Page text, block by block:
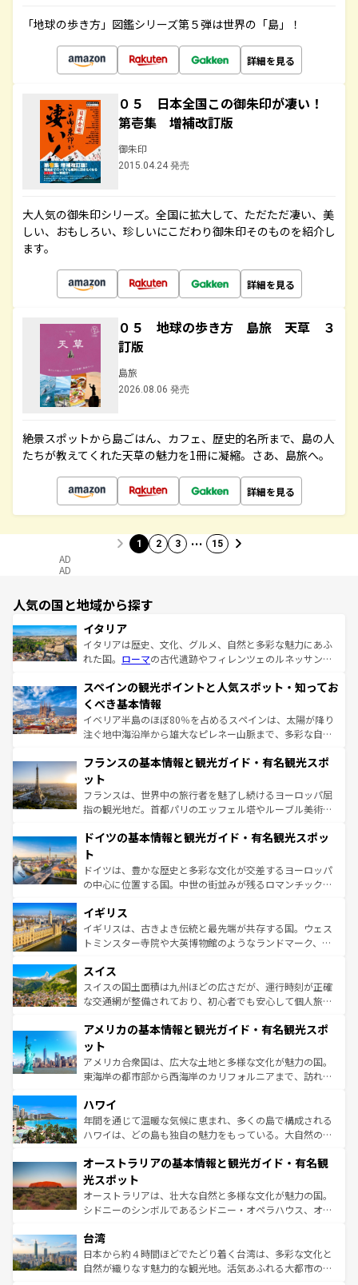
「地球の歩き方」図鑑シリーズ第５弾は世界の「島」！
詳細を見る
０５ 日本全国この御朱印が凄い！
第壱集 増補改訂版
御朱印
2015.04.24 発売
大人気の御朱印シリーズ。全国に拡大して、ただただ凄い、美
しい、おもしろい、珍しいにこだわり御朱印そのものを紹介し
ます。
詳細を見る
０５ 地球の歩き方 島旅 天草 ３
訂版
島旅
2026.08.06 発売
絶景スポットから島ごはん、カフェ、歴史的名所まで、島の人
たちが教えてくれた天草の魅力を1冊に凝縮。さあ、島旅へ。
詳細を見る
1 2 3 … 15
AD
AD
人気の国と地域から探す
イタリア
イタリアは歴史、文化、グルメ、自然と多彩な魅力にあふ
れた国。 ローマの古代遺跡やフィレンツェのルネッサンス
ろん、トスカーナの美しい田園風景やアマルフィ海岸の絶
景など、自然景観も見逃せない。観光の合間には、本場の
ピザやパスタなど、絶品のイタリア料理を堪能することも
できる。朝目覚めてから夜眠るまで、すべての瞬間を楽し
なお、新着のイタリア情報はコンテンツ一覧を参照してほ
しい。
スペインの観光ポイントと人気スポット・知ってお
くべき基本情報
イベリア半島のほぼ80％を占めるスペインは、太陽が降り
注ぐ地中海沿岸から雄大なピレネー山脈まで、多彩な自然
文化が根付くこの国では、情熱的なフラメンコ、熱気あふ
れる闘牛、そして美味しいタパスが生活の一部となってい
る。首都マドリードの洗練された雰囲気や、バルセロナの
アートに溢れた街角から、地方では古代ローマ遺跡や中世
せる。地方によって風土や気候が異なるスペインはその個
ンテンツ一覧 を参照してほしい。
フランスの基本情報と観光ガイド・有名観光スポ
ット
フランスは、世界中の旅行者を魅了し続けるヨーロッパ屈
指の観光地だ。首都パリのエッフェル塔やルーブル美術館
で、幅広い魅力が詰まっている。華麗な宮殿、歴史的な大
聖堂、美しいビーチ、そして豊かな自然が、訪れる者を心
から魅了する。また、フランスは美食の国としても知ら
れ、フランス料理はユネスコ無形文化遺産にも登録されて
香り高いラベンダー畑など、多彩な楽しみ方が可能だ。さ
らに、パリ以外の地域にも魅力が溢れており、どの街角に
も豊かな歴史と文化が息づいている。パリ以外の個性あふ
を参照してほしい。
ドイツの基本情報と観光ガイド・有名観光スポッ
ト
ドイツは、豊かな歴史と多彩な文化が交差するヨーロッパ
の中心に位置する国。中世の街並みが残るロマンチック街
顔を持つこの国は、どこを歩いても飽きることがない。ベ
ルリンの文化的活気、バイエルン州のアルプスの絶景、そ
してライン川沿いのワイン畑といった風景は必見。ビール
は、お酒好きな人にはぜひ体験してほしい。 なお、新着の
ドイツ情報はコンテンツ一覧を参照してほしい。
イギリス
イギリスは、古きよき伝統と最先端が共存する国。ウェス
トミンスター寺院や大英博物館のようなランドマーク、歴
リアごとに異なる魅力がある。また、優雅なアフタヌーン
ティー、ビール好きにはたまらない英国パブ、サッカー観
戦など、本場だからこそできる体験も豊富。イギリスを旅
ンツ一覧を参照してほしい。
スイス
スイスの国土面積は九州ほどの広さだが、運行時刻が正確
な交通網が整備されており、初心者でも安心して個人旅行
の建物がそのまま残る町や、スイスならではのユニークな
博物館もあり、アルプス観光だけでなく町歩きも満喫する
ことができる。国民の所得が高いため物価も高いが、旅行
者向けの交通パス提供のサービスもあり、うまく活用すれ
着のスイス情報は
アメリカの基本情報と観光ガイド・有名観光スポ
ット
アメリカ合衆国は、広大な土地と多様な文化が魅力の国。
東海岸の都市部から西海岸のカリフォルニアまで、訪れる
のような巨大都市は、観光、ショッピング、エンターテイ
ンメントが詰まった刺激的なスポットだ。一方、アメリカ
西部には大自然が広がり、グランドキャニオンやイエロー
部のニューオーリンズでは、音楽と美食が融合した独特の
文化が魅力。旅行者はアメリカの各地域で異なる魅力を楽
しみながら、その多様性と豊かな歴史を感じることができ
るだろう。車でのロードトリップや列車の旅も、アメリカ
情報は
ハワイ
年間を通じて温暖な気候に恵まれ、多くの島で構成される
ハワイは、どの島も独自の魅力をもっている。大自然の神
ワイ島は見逃せない。また、定番の観光地といえばオアフ
島だが、静かな自然を求めるならマウイ島やカウアイ島が
おすすめ。エメラルドグリーンに輝く海をはじめ、豊かな
文化や歴史が息づいている。「アロハスピリット」と呼ば
人々、おいしいローカルフードやハワイアンミュージッ
ク、伝統的なフラダンスなど、すべてがハワイの魅力を彩
っている。訪れるたびに新しい発見と感動が待っているハ
オーストラリアの基本情報と観光ガイド・有名観
光スポット
オーストラリアは、壮大な自然と多様な文化が魅力の国。
シドニーのシンボルであるシドニー・オペラハウス、オー
リアリーフや大陸中央部にそびえるウルル（エアーズロッ
ク）、タスマニアの美しい原生林やケアンズの熱帯雨林な
ど、見どころがたくさん。また、カフェやワイン、オージ
台湾
日本から約４時間ほどでたどり着く台湾は、多彩な文化と
自然が織りなす魅力的な観光地。活気あふれる大都市の台